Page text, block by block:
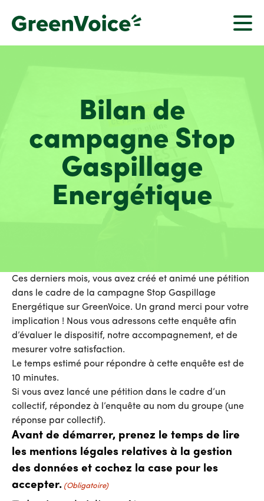
Bilan de
campagne Stop
Gaspillage
Energétique
Ces derniers mois, vous avez créé et animé une pétition
dans le cadre de la campagne Stop Gaspillage
Energétique sur GreenVoice. Un grand merci pour votre
implication ! Nous vous adressons cette enquête afin
d’évaluer le dispositif, notre accompagnement, et de
mesurer votre satisfaction.
Le temps estimé pour répondre à cette enquête est de
10 minutes.
Si vous avez lancé une pétition dans le cadre d’un
collectif, répondez à l’enquête au nom du groupe (une
réponse par collectif).
Avant de démarrer, prenez le temps de lire
les mentions légales relatives à la gestion
des données et cochez la case pour les
accepter. (Obligatoire)